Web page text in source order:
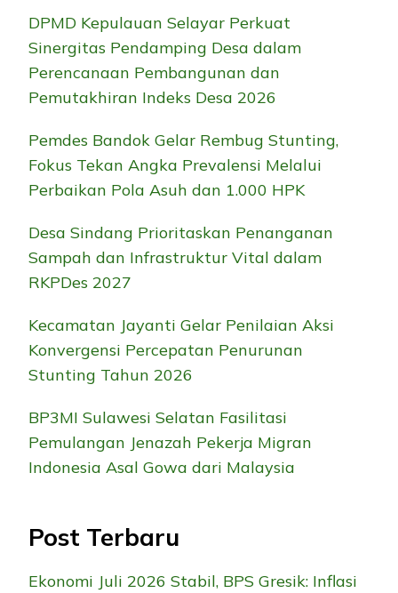
DPMD Kepulauan Selayar Perkuat
Sinergitas Pendamping Desa dalam
Perencanaan Pembangunan dan
Pemutakhiran Indeks Desa 2026
Pemdes Bandok Gelar Rembug Stunting,
Fokus Tekan Angka Prevalensi Melalui
Perbaikan Pola Asuh dan 1.000 HPK
Desa Sindang Prioritaskan Penanganan
Sampah dan Infrastruktur Vital dalam
RKPDes 2027
Kecamatan Jayanti Gelar Penilaian Aksi
Konvergensi Percepatan Penurunan
Stunting Tahun 2026
BP3MI Sulawesi Selatan Fasilitasi
Pemulangan Jenazah Pekerja Migran
Indonesia Asal Gowa dari Malaysia
Post Terbaru
Ekonomi Juli 2026 Stabil, BPS Gresik: Inflasi